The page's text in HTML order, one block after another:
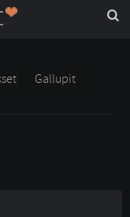
Gallupit